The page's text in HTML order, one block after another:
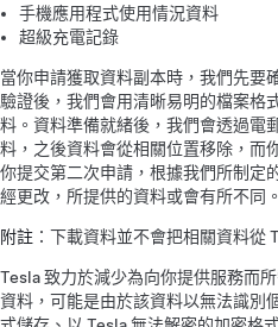
手機應用程式使用情況資料
超級充電記錄
當你申請獲取資料副本時，我們先要
驗證後，我們會用清晰易明的檔案格
料。資料準備就緒後，我們會透過電
料，之後資料會從相關位置移除，而
你提交第二次申請，根據我們所制定
經更改，所提供的資料或會有所不同。
附註 ：下載資料並不會把相關資料從
Tesla 致力於減少為向你提供服務而
資料，可能是由於該資料以無法識別